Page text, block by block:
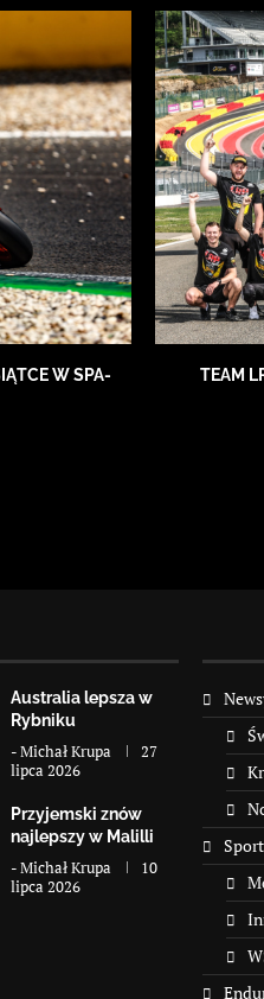
W SPA-
TEAM
Australia lepsza w
Rybniku
-Michał Krupa
27
lipca 2026
Przyjemski znów
najlepszy w Malilli
-Michał Krupa
10
lipca 2026
Sport